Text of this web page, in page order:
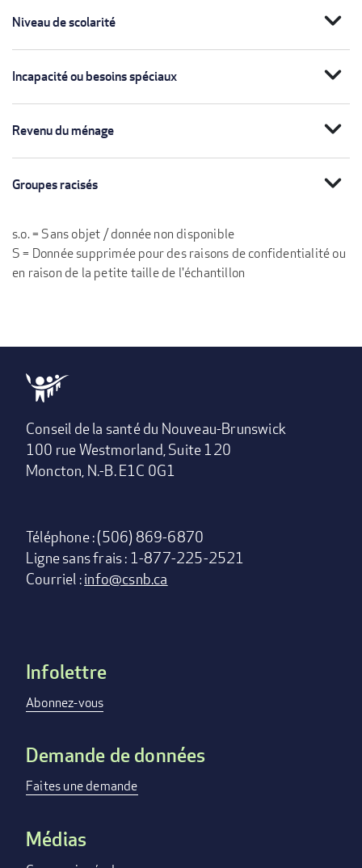
Niveau de scolarité expand_more
Incapacité ou besoins spéciaux expand_more
Revenu du ménage expand_more
Groupes racisés expand_more
s.o. = Sans objet / donnée non disponible
S = Donnée supprimée pour des raisons de confidentialité ou
en raison de la petite taille de l'échantillon
Conseil de la santé du Nouveau-Brunswick
100 rue Westmorland, Suite 120
Moncton, N.-B. E1C 0G1
Téléphone : (506) 869-6870
Ligne sans frais : 1-877-225-2521
Courriel :info@csnb.ca
Footer
menu
Infolettre
Abonnez-vous
Demande de données
Faites une demande
Médias